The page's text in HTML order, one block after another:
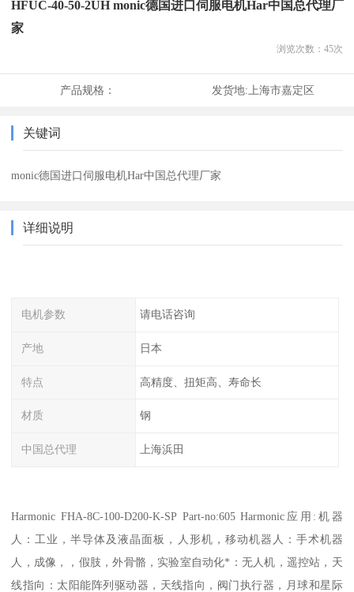
HFUC-40-50-2UH monic德国进口伺服电机Har中国总代理厂
家
浏览次数： 45次
产品规格： 发货地: 上海市嘉定区
关键词
monic德国进口伺服电机Har中国总代理厂家
详细说明
电机参数 请电话咨询
产地 日本
特点 高精度、扭矩高、寿命长
材质 钢
中国总代理 上海浜田
Harmonic FHA-8C-100-D200-K-SP Part-no:605 Harmonic应用:机器
人：工业，半导体及液晶面板，人形机，移动机器人：手术机器
人，成像，，假肢，外骨骼，实验室自动化*：无人机，遥控站，天
线指向：太阳能阵列驱动器，天线指向，阀门执行器，月球和星际